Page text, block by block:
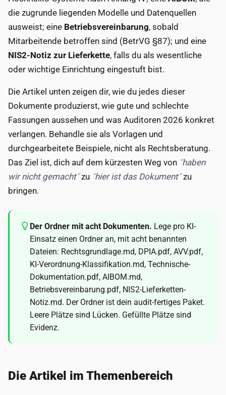
die zugrunde liegenden Modelle und Datenquellen
ausweist; eine Betriebsvereinbarung, sobald
Mitarbeitende betroffen sind (BetrVG §87); und eine
NIS2-Notiz zur Lieferkette, falls du als wesentliche
oder wichtige Einrichtung eingestuft bist.
Die Artikel unten zeigen dir, wie du jedes dieser
Dokumente produzierst, wie gute und schlechte
Fassungen aussehen und was Auditoren 2026 konkret
verlangen. Behandle sie als Vorlagen und
durchgearbeitete Beispiele, nicht als Rechtsberatung.
Das Ziel ist, dich auf dem kürzesten Weg von haben
wir nicht gemacht zu hier ist das Dokument zu
bringen.
Der Ordner mit acht Dokumenten. Lege pro KI-
Einsatz einen Ordner an, mit acht benannten
Dateien: Rechtsgrundlage.md, DPIA.pdf, AVV.pdf,
KI-Verordnung-Klassifikation.md, Technische-
Dokumentation.pdf, AIBOM.md,
Betriebsvereinbarung.pdf, NIS2-Lieferketten-
Notiz.md. Der Ordner ist dein audit-fertiges Paket.
Leere Plätze sind Lücken. Gefüllte Plätze sind
Evidenz.
Die Artikel im Themenbereich